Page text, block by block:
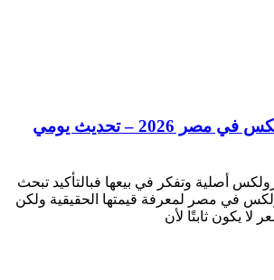
سعر الساعة الرولكس في مصر 2026 – تحديث يومي
أصلية وتفكر في بيعها فبالتأكيد تبحث
في مصر لمعرفة قيمتها الحقيقية ولكن
يكون ثابتًا لأن